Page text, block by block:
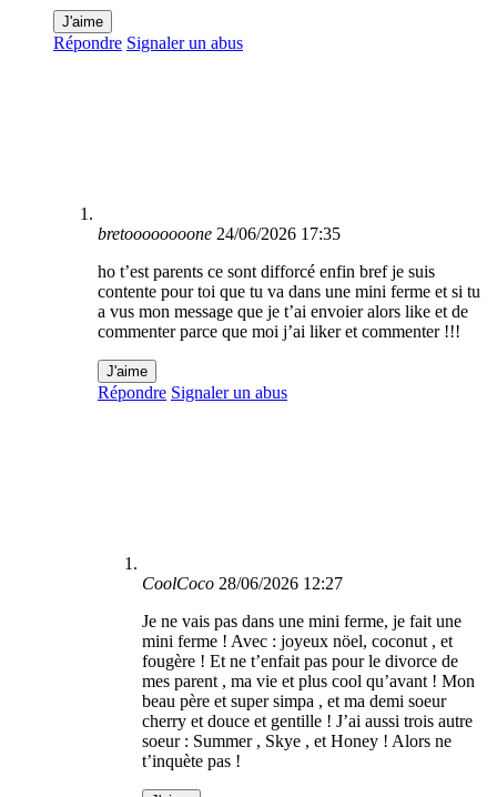
J'aime
Répondre Signaler un abus
bretoooooooone 24/06/2026 17:35
ho t’est parents ce sont difforcé enfin bref je suis
contente pour toi que tu va dans une mini ferme et si tu
a vus mon message que je t’ai envoier alors like et de
commenter parce que moi j’ai liker et commenter !!!
J'aime
Répondre Signaler un abus
CoolCoco 28/06/2026 12:27
Je ne vais pas dans une mini ferme, je fait une
mini ferme ! Avec : joyeux nöel, coconut , et
fougère ! Et ne t’enfait pas pour le divorce de
mes parent , ma vie et plus cool qu’avant ! Mon
beau père et super simpa , et ma demi soeur
cherry et douce et gentille ! J’ai aussi trois autre
soeur : Summer , Skye , et Honey ! Alors ne
t’inquète pas !